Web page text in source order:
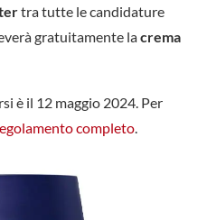
tra tutte le candidature
gratuitamente lacrema
è il 12 maggio 2024. Per
completo.